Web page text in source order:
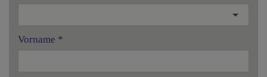
Vorname